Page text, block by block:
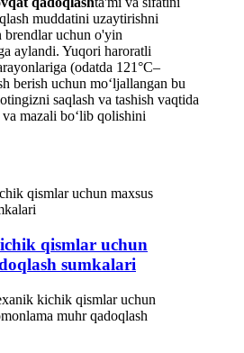
muddatini uzaytirishni
brendlar uchun o'yin
aylandi. Yuqori haroratli
(odatda 121°C–
berish uchun moʻljallangan bu
saqlash va tashish vaqtida
mazali boʻlib qolishini
qismlar uchun
sumkalari
kichik qismlar uchun
muhr qadoqlash